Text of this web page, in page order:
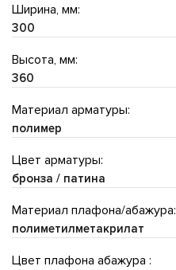
Ширина, мм:
300
Высота, мм:
360
Материал арматуры:
полимер
Цвет арматуры:
бронза / патина
Материал плафона/абажура:
полиметилметакрилат
Цвет плафона абажура :